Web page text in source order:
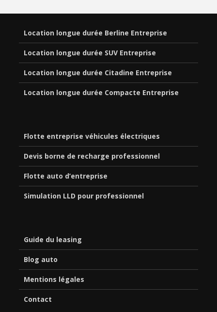
Location longue durée Berline Entreprise
Location longue durée SUV Entreprise
Location longue durée Citadine Entreprise
Location longue durée Compacte Entreprise
Flotte entreprise véhicules électriques
Devis borne de recharge professionnel
Flotte auto d’entreprise
Simulation LLD pour professionnel
Guide du leasing
Blog auto
Mentions légales
Contact